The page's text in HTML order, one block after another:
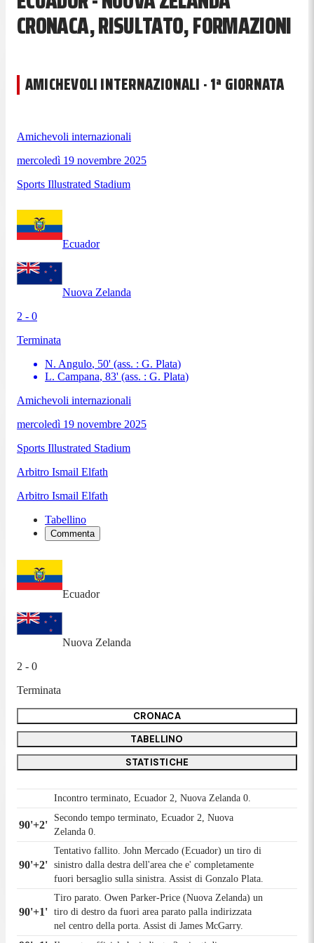
CRONACA, RISULTATO, FORMAZIONI
AMICHEVOLI INTERNAZIONALI · 1ª GIORNATA
Amichevoli internazionali
mercoledì 19 novembre 2025
Sports Illustrated Stadium
Ecuador
Nuova Zelanda
2 - 0
Terminata
N. Angulo, 50' (ass. : G. Plata)
L. Campana, 83' (ass. : G. Plata)
Amichevoli internazionali
mercoledì 19 novembre 2025
Sports Illustrated Stadium
Arbitro Ismail Elfath
Arbitro Ismail Elfath
Tabellino
Commenta
Ecuador
Nuova Zelanda
2 - 0
Terminata
CRONACA
TABELLINO
STATISTICHE
Incontro terminato, Ecuador 2, Nuova Zelanda 0.
90'+2'
Secondo tempo terminato, Ecuador 2, Nuova
Zelanda 0.
90'+2'
Tentativo fallito. John Mercado (Ecuador) un tiro di
sinistro dalla destra dell'area che e' completamente
fuori bersaglio sulla sinistra. Assist di Gonzalo Plata.
90'+1'
Tiro parato. Owen Parker-Price (Nuova Zelanda) un
tiro di destro da fuori area parato palla indirizzata
nel centro della porta. Assist di James McGarry.